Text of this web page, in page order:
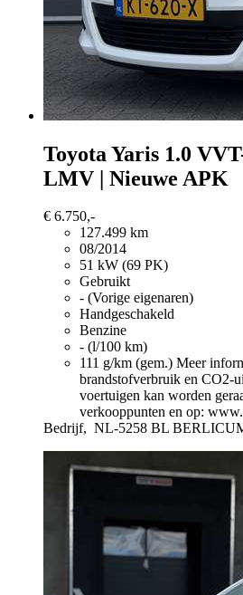
Toyota Yaris 1.0
LMV | Nieuwe APK
€ 6.750,-
127.499 km
08/2014
51 kW (69 PK)
Gebruikt
- (Vorige eigenaren)
Handgeschakeld
Benzine
- (l/100 km)
111 g/km (gem.) Meer
brandstofverbruik en CO2-
voertuigen kan worden
verkooppunten en op:
Bedrijf, NL-5258 BL